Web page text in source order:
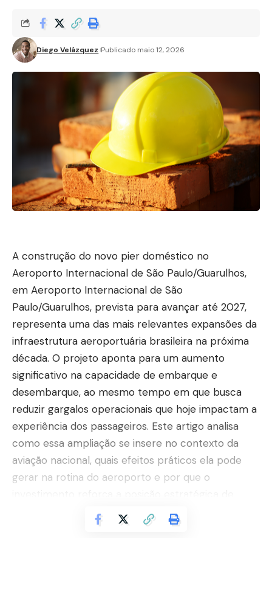
Diego Velázquez Publicado maio 12, 2026
A construção do novo pier doméstico no
Aeroporto Internacional de São Paulo/Guarulhos,
em Aeroporto Internacional de São
Paulo/Guarulhos, prevista para avançar até 2027,
representa uma das mais relevantes expansões da
infraestrutura aeroportuária brasileira na próxima
década. O projeto aponta para um aumento
significativo na capacidade de embarque e
desembarque, ao mesmo tempo em que busca
reduzir gargalos operacionais que hoje impactam a
experiência dos passageiros. Este artigo analisa
como essa ampliação se insere no contexto da
aviação nacional, quais efeitos práticos ela pode
gerar na rotina do aeroporto e por que o
Guarulhos como principal hub do país.
Continue Reading